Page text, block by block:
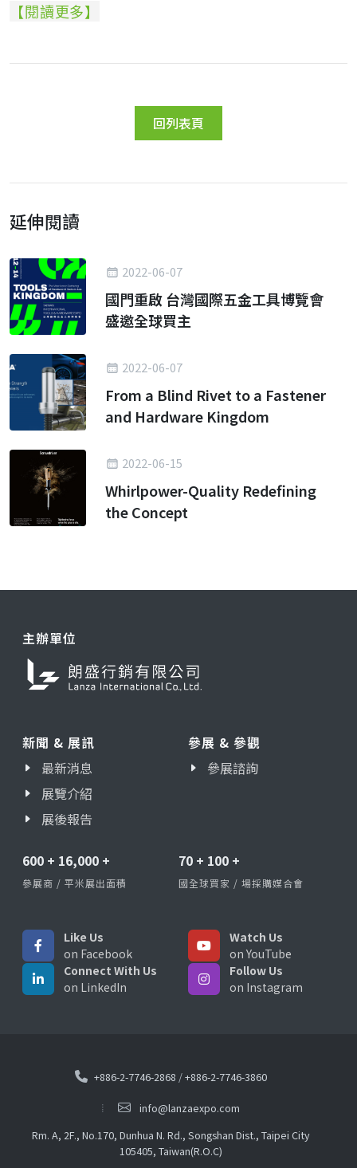
【閱讀更多】
回列表頁
延伸閱讀
2022-06-07
國門重啟 台灣國際五金工具博覽會
盛邀全球買主
2022-06-07
From a Blind Rivet to a Fastener
and Hardware Kingdom
2022-06-15
Whirlpower-Quality Redefining
the Concept
主辦單位
新聞 & 展訊
最新消息
展覽介紹
展後報告
參展 & 參觀
參展諮詢
600 + 16,000 +
參展商 / 平米展出面積
70 + 100 +
國全球買家 / 場採購媒合會
Like Us
on Facebook
Watch Us
on YouTube
Connect With Us
on LinkedIn
Follow Us
on Instagram
+886-2-7746-2868 /+886-2-7746-3860
info@lanzaexpo.com
Rm. A, 2F., No.170, Dunhua N. Rd., Songshan Dist., Taipei City
105405, Taiwan(R.O.C)